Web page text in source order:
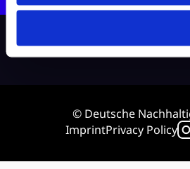
© Deutsche
ImprintPrivacy Policy